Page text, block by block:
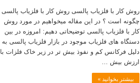
روش کار با فلزیاب پالسی روش کار با فلزیاب پالسی
چگونه است ؟ در این مقاله میخواهیم در مورد روش
کار با فلزیاب پالسی توضیحاتی دهیم: امروزه در بین
دستگاه های فلزیاب موجود در بازار فلزیاب پالسی به
دلیل فرکانس کم و نفوذ بیش تر در زیر خاک فلزات با
ارزش بیش …
بیشتر بخوانید »